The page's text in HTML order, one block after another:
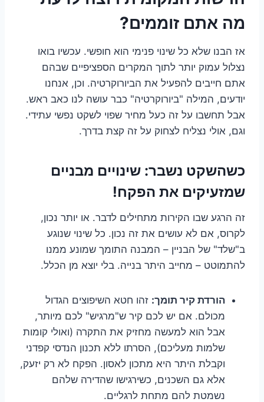
מה אתם זוממים?
אז הבנו שלא כל שינוי פנימי הוא חופשי. עכשיו בואו
נצלול עמוק יותר לתוך המקרים הספציפיים שבהם
אתם חייבים להפעיל את הביורוקרטיה. וכן, אנחנו
יודעים, המילה "ביורוקרטיה" כבר עושה לנו כאב ראש.
אבל תחשבו על זה כעל מחיר שפוי לשקט נפשי עתידי.
וגם, אולי נצליח לצחוק על זה קצת בדרך.
כשהשקט נשבר: שינויים מבניים
שמזעיקים את הפקח!
זה הרגע שבו הקירות מתחילים לדבר. או יותר נכון,
לקרוס, אם לא עושים את זה נכון. כל שינוי שנוגע
ב"שלד" של הבניין – המבנה התומך שמונע ממנו
להתמוטט – מחייב היתר בנייה. בלי יוצא מן הכלל.
הורדת קיר תומך: זהו חטא השיפוצים הגדול
מכולם. אם יש לכם קיר ש"מרגיש" לכם מיותר,
אבל הוא למעשה מחזיק את התקרה (ואולי קומות
שלמות מעליכם), הסרתו ללא תכנון הנדסי קפדני
וקבלת היתר היא מתכון לאסון. הפקח לא רק יזעק,
אלא גם השכנים, כשירגישו שהדירה שלהם
נשמטת להם מתחת לרגליים.